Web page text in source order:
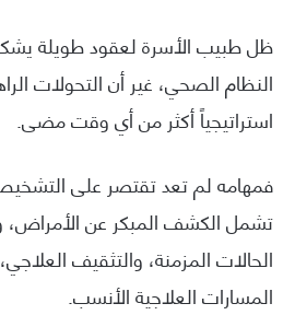
ظل طبيب الأسرة لعقود طويلة يشكل
النظام الصحي، غير أن التحولات
استراتيجياً أكثر من أي وقت مضى.
فمهامه لم تعد تقتصر على
تشمل الكشف المبكر عن الأمراض،
الحالات المزمنة، والتثقيف
المسارات العلاجية الأنسب.